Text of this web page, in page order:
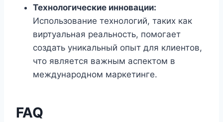
Технологические инновации:
Использование технологий, таких как
виртуальная реальность, помогает
создать уникальный опыт для клиентов,
что является важным аспектом в
международном маркетинге.
FAQ